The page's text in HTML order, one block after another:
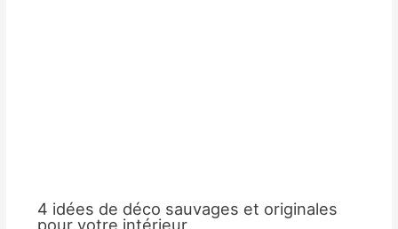
4 idées de déco sauvages et originales
pour votre intérieur